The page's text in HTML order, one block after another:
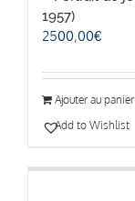
1957)
2500,00€
Ajouter au panier
Add to Wishlist